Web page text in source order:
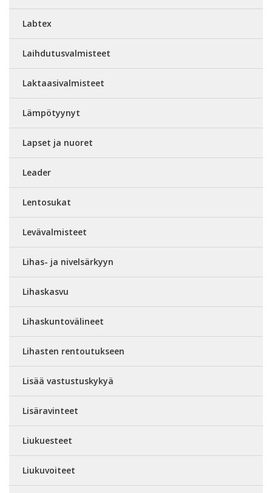
Labtex
Laihdutusvalmisteet
Laktaasivalmisteet
Lämpötyynyt
Lapset ja nuoret
Leader
Lentosukat
Levävalmisteet
Lihas- ja nivelsärkyyn
Lihaskasvu
Lihaskuntovälineet
Lihasten rentoutukseen
Lisää vastustuskykyä
Lisäravinteet
Liukuesteet
Liukuvoiteet